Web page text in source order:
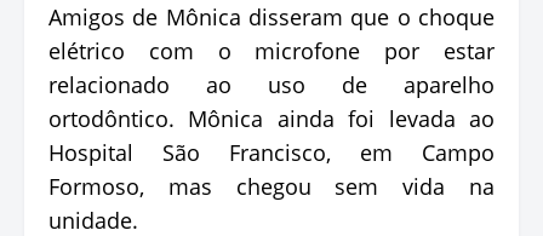
Amigos de Mônica disseram que o choque
elétrico com o microfone por estar
relacionado ao uso de aparelho
ortodôntico. Mônica ainda foi levada ao
Hospital São Francisco, em Campo
Formoso, mas chegou sem vida na
unidade.